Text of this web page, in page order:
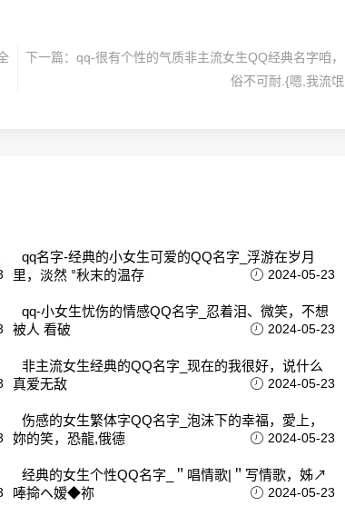
下一篇： qq-很有个性的气质非主流女生QQ经典名字咱，
俗不可耐.{嗯,我流氓
qq名字-经典的小女生可爱的QQ名字_浮游在岁月
里，淡然 °秋末的温存
2024-05-23
qq-小女生忧伤的情感QQ名字_忍着泪、微笑，不想
被人 看破
2024-05-23
非主流女生经典的QQ名字_现在的我很好，说什么
真爱无敌
2024-05-23
伤感的女生繁体字QQ名字_泡沫下的幸福，愛上，
妳的笑，恐龍,俄德
2024-05-23
经典的女生个性QQ名字_＂唱情歌|＂写情歌，姊↗
唪掵ヘ嫒◆祢
2024-05-23